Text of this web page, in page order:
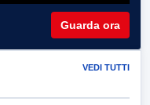
Guarda ora
VEDI TUTTI